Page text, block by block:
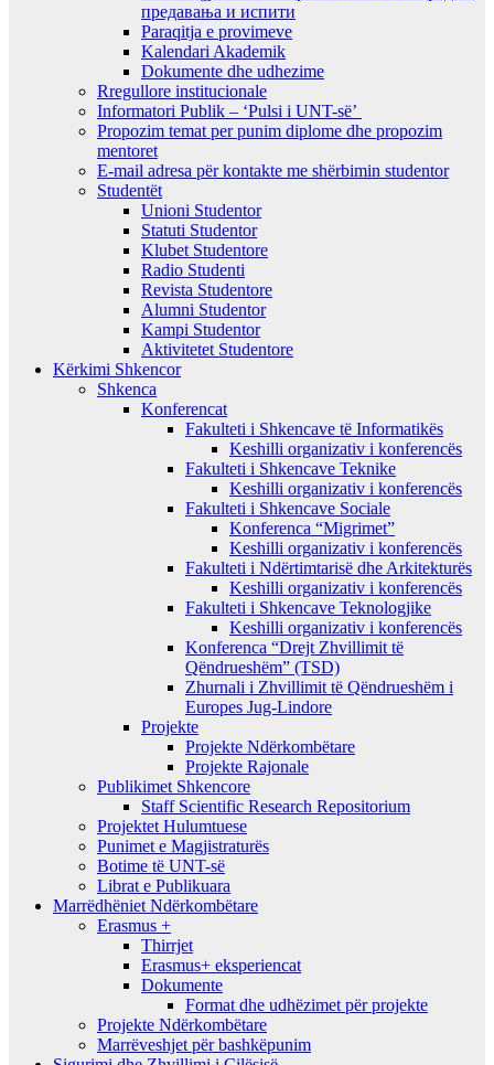
предавањa и испити
Paraqitja e provimeve
Kalendari Akademik
Dokumente dhe udhezime
Rregullore institucionale
Informatori Publik – ‘Pulsi i UNT-së’
Propozim temat per punim diplome dhe propozim
mentoret
E-mail adresa për kontakte me shërbimin studentor
Studentët
Unioni Studentor
Statuti Studentor
Klubet Studentore
Radio Studenti
Revista Studentore
Alumni Studentor
Kampi Studentor
Aktivitetet Studentore
Kërkimi Shkencor
Shkenca
Konferencat
Fakulteti i Shkencave të Informatikës
Keshilli organizativ i konferencës
Fakulteti i Shkencave Teknike
Keshilli organizativ i konferencës
Fakulteti i Shkencave Sociale
Konferenca “Migrimet”
Keshilli organizativ i konferencës
Fakulteti i Ndërtimtarisë dhe Arkitekturës
Keshilli organizativ i konferencës
Fakulteti i Shkencave Teknologjike
Keshilli organizativ i konferencës
Konferenca “Drejt Zhvillimit të
Qëndrueshëm” (TSD)
Zhurnali i Zhvillimit të Qëndrueshëm i
Europes Jug-Lindore
Projekte
Projekte Ndërkombëtare
Projekte Rajonale
Publikimet Shkencore
Staff Scientific Research Repositorium
Projektet Hulumtuese
Punimet e Magjistraturës
Botime të UNT-së
Librat e Publikuara
Marrëdhëniet Ndërkombëtare
Erasmus +
Thirrjet
Erasmus+ eksperiencat
Dokumente
Format dhe udhëzimet për projekte
Projekte Ndërkombëtare
Marrëveshjet për bashkëpunim